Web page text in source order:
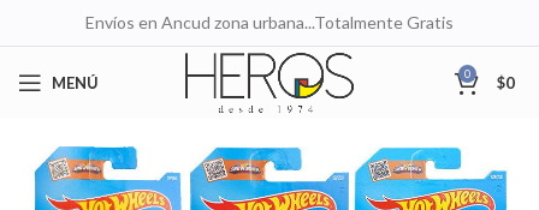
Envíos en Ancud zona urbana...Totalmente Gratis
MENÚ 0 $0